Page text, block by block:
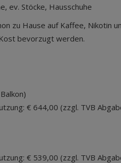
ev. Stöcke, Hausschuhe
zu Hause auf Kaffee, Nikotin
bevorzugt werden.
€ 644,00 (zzgl. TVB
€ 539,00 (zzgl. TVB